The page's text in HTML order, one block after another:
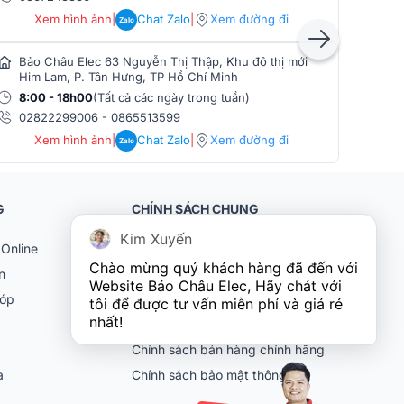
Xem hình ảnh | Zalo Chat Zalo Xem đường đi
Bảo Châu Elec 63 Nguyễn Thị Thập, Khu đô thị mới
Him Lam, P. Tân Hưng, TP Hồ Chí Minh
8:00 - 18h00(Tất cả các ngày trong tuần)
02822299006- 0865513599
Xem hình ảnh | Zalo Chat Zalo Xem đường đi
CHÍNH SÁCH CHUNG
Khách hàng doanh nghiệp (B2B)
Chính sách bảo hành
Chính sách đổi trả
Chính sách bán hàng chính hãng
Chính sách bảo mật thông tin
Kim Xuyến
Chào mừng quý khách hàng đã đến với
Website Bảo Châu Elec, Hãy chát với
tôi để được tư vấn miễn phí và giá rẻ
nhất!